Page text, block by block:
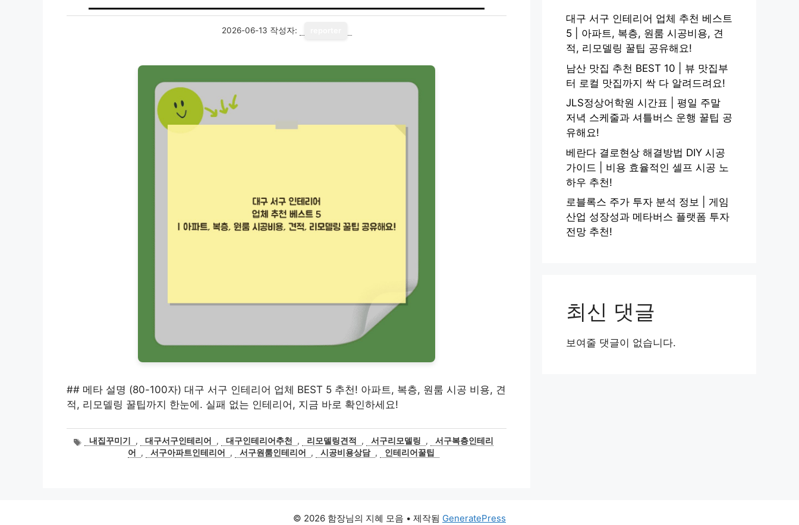
2026-06-13 작성자:
## 메타 설명 (80-100자) 대구 서구 인테리어 업체 BEST 5 추천! 아파트, 복층, 원룸 시공 비용, 견
적, 리모델링 꿀팁까지 한눈에. 실패 없는 인테리어, 지금 바로 확인하세요!
태내집꾸미기 , 대구서구인테리어 , 대구인테리어추천 , 리모델링견적 , 서구리모델링 ,
서구복층인테리
어
, 서구아파트인테리어 , 서구원룸인테리어 , 시공비용상담 , 인테리어꿀팁
대구 서구 인테리어 업체 추천 베스트
5 | 아파트, 복층, 원룸 시공비용, 견
적, 리모델링 꿀팁 공유해요!
남산 맛집 추천 BEST 10 | 뷰 맛집부
터 로컬 맛집까지 싹 다 알려드려요!
JLS정상어학원 시간표 | 평일 주말
저녁 스케줄과 셔틀버스 운행 꿀팁 공
유해요!
베란다 결로현상 해결방법 DIY 시공
가이드 | 비용 효율적인 셀프 시공 노
하우 추천!
로블록스 주가 투자 분석 정보 | 게임
산업 성장성과 메타버스 플랫폼 투자
전망 추천!
최신 댓글
보여줄 댓글이 없습니다.
© 2026 함장님의 지혜 모음 • 제작됨 GeneratePress